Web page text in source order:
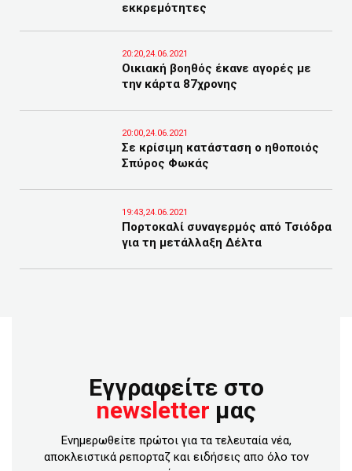
εκκρεμότητες
20:20,24.06.2021
Οικιακή βοηθός έκανε αγορές με
την κάρτα 87χρονης
20:00,24.06.2021
Σε κρίσιμη κατάσταση ο ηθοποιός
Σπύρος Φωκάς
19:43,24.06.2021
Πορτοκαλί συναγερμός από Τσιόδρα
για τη μετάλλαξη Δέλτα
Εγγραφείτε στο
newsletter μας
Ενημερωθείτε πρώτοι για τα τελευταία νέα,
αποκλειστικά ρεπορταζ και ειδήσεις απο όλο τον